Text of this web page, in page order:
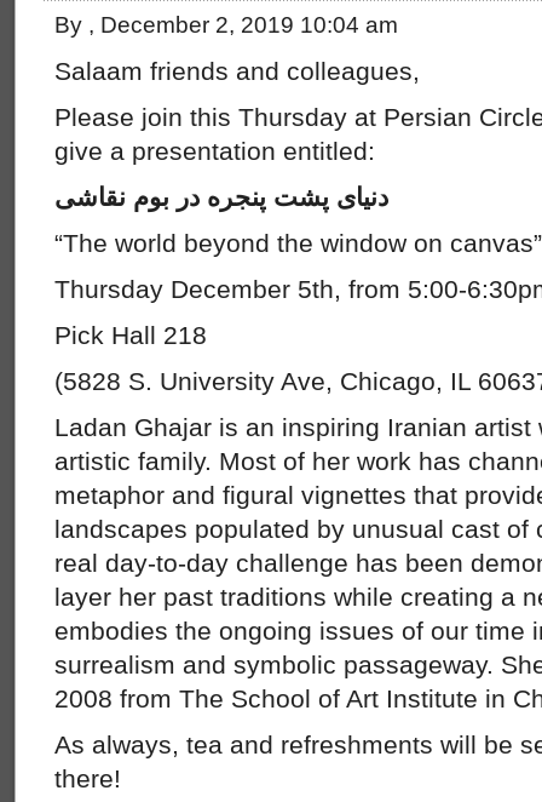
By , December 2, 2019 10:04 am
Salaam friends and colleagues,
Please join this Thursday at Persian
give a presentation entitled:
دنیای پشت پنجره در بوم نقاشی
“The world beyond the window on
Thursday December 5th, from 5:00-
Pick Hall 218
(5828 S. University Ave, Chicago, IL
Ladan Ghajar is an inspiring Iranian artist
artistic family. Most of her work has
metaphor and figural vignettes that
landscapes populated by unusual cast of
real day-to-day challenge has been
layer her past traditions while creating a
embodies the ongoing issues of our time
surrealism and symbolic passageway.
2008 from The School of Art Institute in
As always, tea and refreshments will be
there!